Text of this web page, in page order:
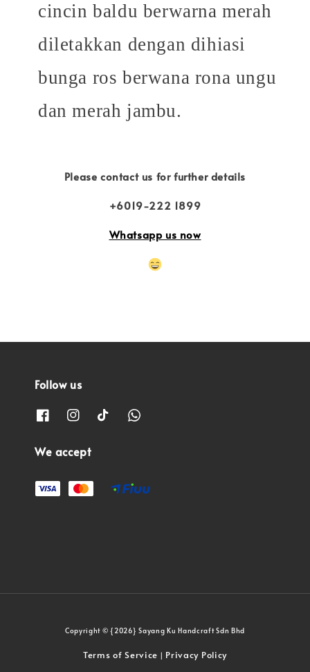
cincin baldu berwarna merah
diletakkan dengan dihiasi
bunga ros berwana rona ungu
dan merah jambu.
Please contact us for further details
+6019-222 1899
Whatsapp us now
Follow us
We accept
Copyright © {2026} Sayang Ku Handcraft Sdn Bhd
Terms of Service | Privacy Policy